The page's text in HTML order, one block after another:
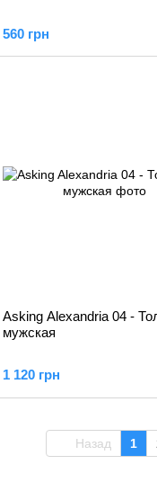
560 грн
Asking Alexandria 04 -
мужская
1 120 грн
Назад 1